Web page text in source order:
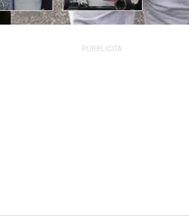
PUBBLICITÀ